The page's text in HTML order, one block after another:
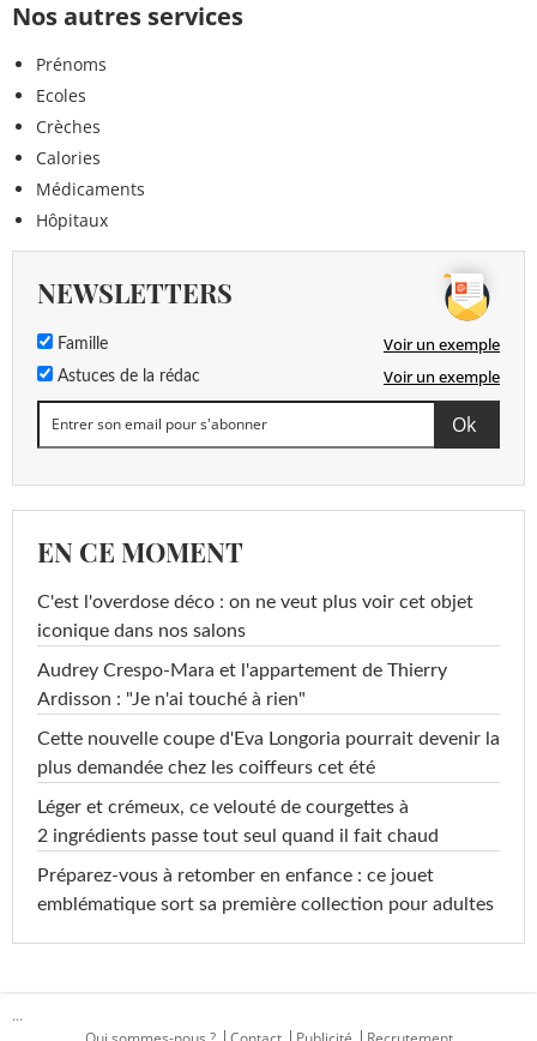
Nos autres services
Prénoms
Ecoles
Crèches
Calories
Médicaments
Hôpitaux
NEWSLETTERS
Famille Voir un exemple
Astuces de la rédac Voir un exemple
EN CE MOMENT
C'est l'overdose déco : on ne veut plus voir cet objet
iconique dans nos salons
Audrey Crespo-Mara et l'appartement de Thierry
Ardisson : "Je n'ai touché à rien"
Cette nouvelle coupe d'Eva Longoria pourrait devenir la
plus demandée chez les coiffeurs cet été
Léger et crémeux, ce velouté de courgettes à
2 ingrédients passe tout seul quand il fait chaud
Préparez-vous à retomber en enfance : ce jouet
emblématique sort sa première collection pour adultes
...